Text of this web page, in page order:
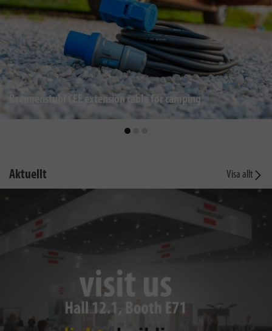
Brennenstuhl CEE extension cable for camping
Aktuellt Visa allt